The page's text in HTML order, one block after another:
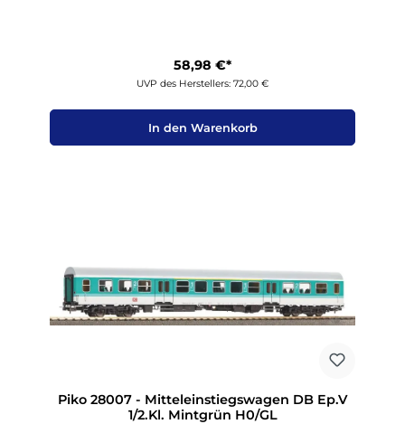
58,98 €*
UVP des Herstellers: 72,00 €
In den Warenkorb
Piko 28007 - Mitteleinstiegswagen DB Ep.V
1/2.Kl. Mintgrün H0/GL